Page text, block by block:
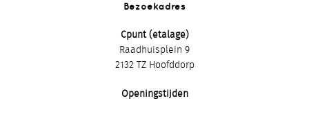
Bezoekadres
Cpunt (etalage)
Raadhuisplein 9
2132 TZ Hoofddorp
Openingstijden